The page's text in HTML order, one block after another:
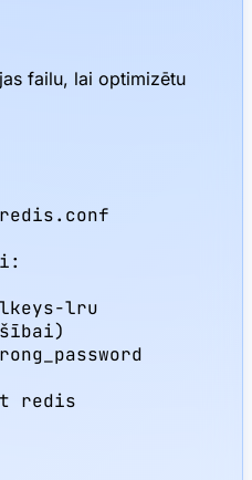
failu, lai optimizētu
lru
redis